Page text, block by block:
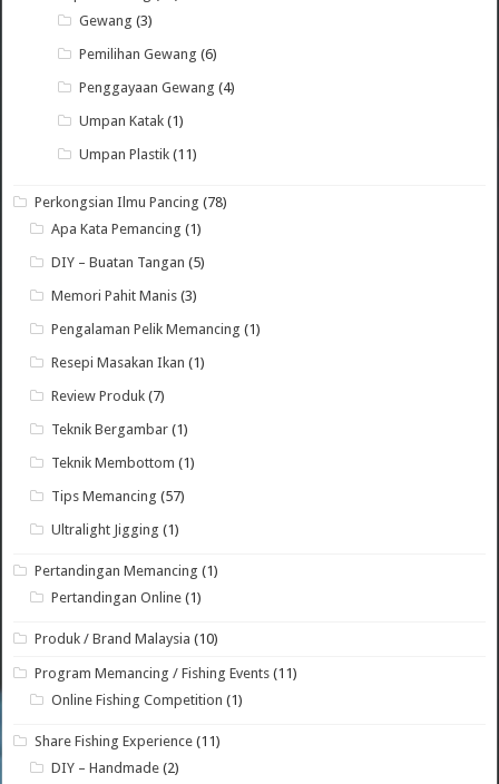
Gewang (3)
Pemilihan Gewang (6)
Penggayaan Gewang (4)
Umpan Katak (1)
Umpan Plastik (11)
Perkongsian Ilmu Pancing (78)
Apa Kata Pemancing (1)
DIY – Buatan Tangan (5)
Memori Pahit Manis (3)
Pengalaman Pelik Memancing (1)
Resepi Masakan Ikan (1)
Review Produk (7)
Teknik Bergambar (1)
Teknik Membottom (1)
Tips Memancing (57)
Ultralight Jigging (1)
Pertandingan Memancing (1)
Pertandingan Online (1)
Produk / Brand Malaysia (10)
Program Memancing / Fishing Events (11)
Online Fishing Competition (1)
Share Fishing Experience (11)
DIY – Handmade (2)